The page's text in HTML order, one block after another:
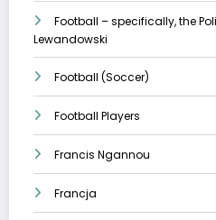
Football – specifically, the
Lewandowski
Football (Soccer)
Football Players
Francis Ngannou
Francja